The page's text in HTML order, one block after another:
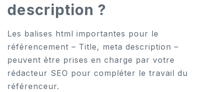
description ?
Les balises html importantes pour le
référencement – Title, meta description –
peuvent être prises en charge par votre
rédacteur SEO pour compléter le travail du
référenceur.